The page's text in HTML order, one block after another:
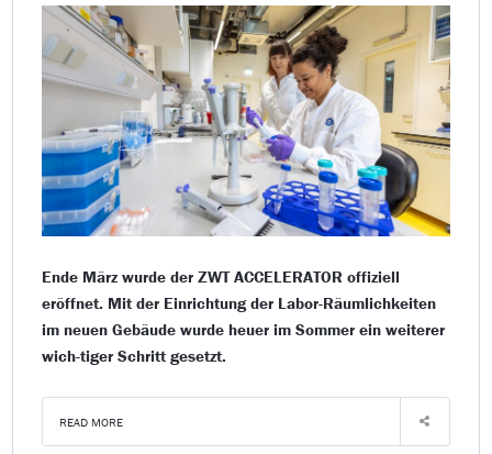
Ende März wurde der ZWT ACCELERATOR offiziell
eröffnet. Mit der Einrichtung der Labor-Räumlichkeiten
im neuen Gebäude wurde heuer im Sommer ein weiterer
wich-tiger Schritt gesetzt.
READ MORE